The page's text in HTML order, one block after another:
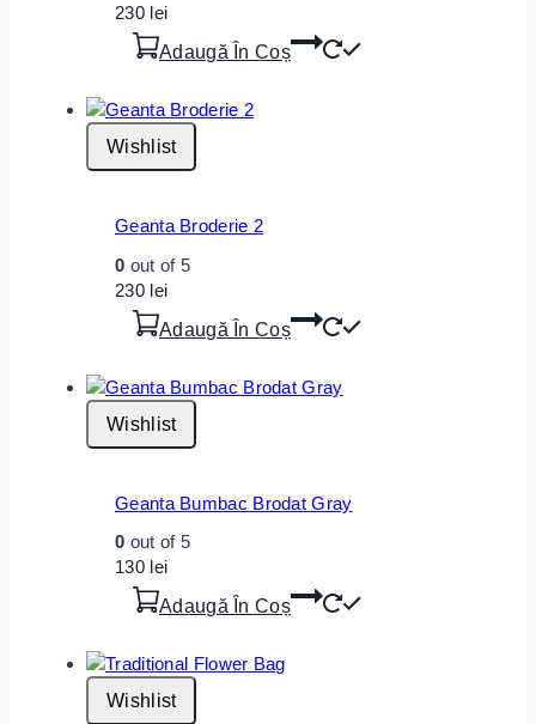
230 lei
Adaugă În Coș
Wishlist
Geanta Broderie 2
0 out of 5
230 lei
Adaugă În Coș
Wishlist
Geanta Bumbac Brodat Gray
0 out of 5
130 lei
Adaugă În Coș
Wishlist